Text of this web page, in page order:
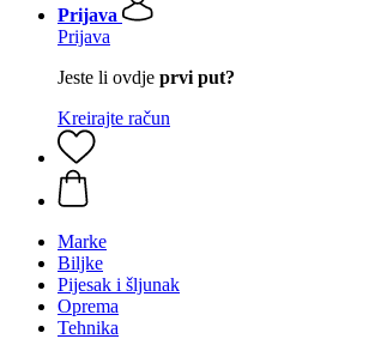
Prijava
Prijava
Jeste li ovdje prvi put?
Kreirajte račun
Marke
Biljke
Pijesak i šljunak
Oprema
Tehnika